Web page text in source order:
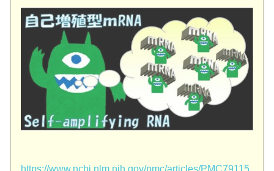
https://www.ncbi.nlm.nih.gov/pmc/articles/PMC79115